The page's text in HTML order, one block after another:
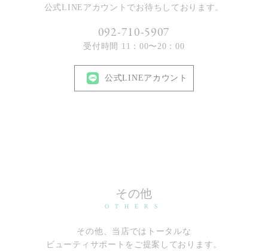
公式LINEアカウントでお待ちしております。
092-710-5907
受付時間 11：00〜20：00
公式LINEアカウント
その他
OTHERS
その他、当店ではトータルな
ビューティサポートをご提案しております。